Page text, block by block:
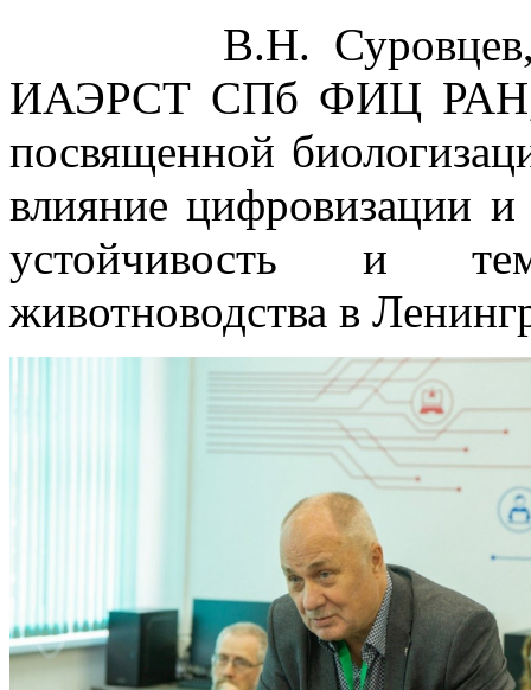
В.Н. Суровцев,
ИАЭРСТ СПб ФИЦ РАН,
посвященной
влияние цифровизации и
устойчивость и
животноводства в